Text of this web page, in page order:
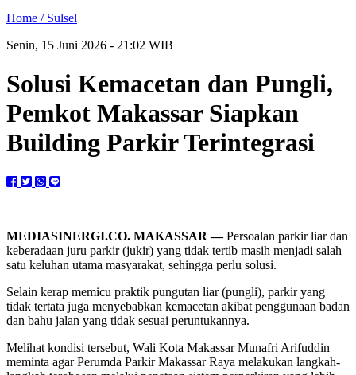
Home / Sulsel
Senin, 15 Juni 2026 - 21:02 WIB
Solusi Kemacetan dan Pungli,
Pemkot Makassar Siapkan
Building Parkir Terintegrasi
MEDIASINERGI.CO. MAKASSAR —Persoalan parkir liar dan
keberadaan juru parkir (jukir) yang tidak tertib masih menjadi salah
satu keluhan utama masyarakat, sehingga perlu solusi.
Selain kerap memicu praktik pungutan liar (pungli), parkir yang
tidak tertata juga menyebabkan kemacetan akibat penggunaan badan
dan bahu jalan yang tidak sesuai peruntukannya.
Melihat kondisi tersebut, Wali Kota Makassar Munafri Arifuddin
meminta agar Perumda Parkir Makassar Raya melakukan langkah-